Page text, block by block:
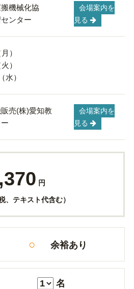
機械化協
ンター
会場案内を
見る
）
）
水）
売(株)愛知教
会場案内を
見る
円
、テキスト代含む）
○ 余裕あり
名